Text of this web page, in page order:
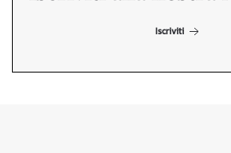
Iscriviti